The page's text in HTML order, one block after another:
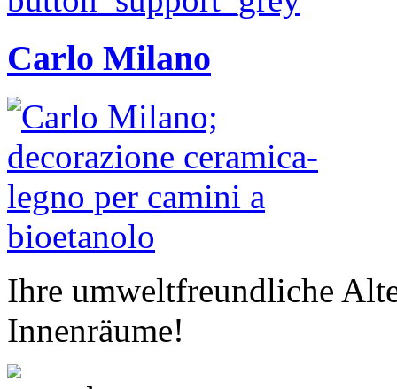
Carlo Milano
Ihre umweltfreundliche
Innenräume!